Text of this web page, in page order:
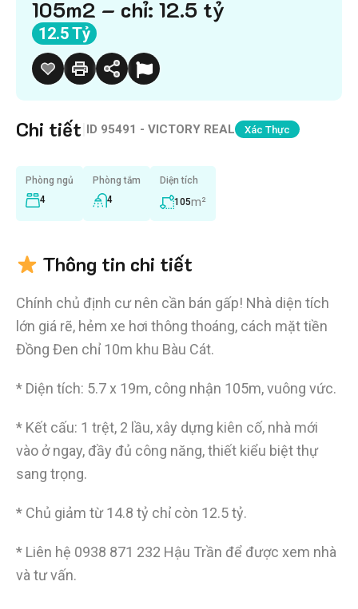
105m2 – chỉ: 12.5 tỷ
12.5 Tỷ
Chi tiết ID 95491 - VICTORY REAL Xác Thực
Phòng ngủ
4
Phòng tắm
4
Diện tích
105m²
Thông tin chi tiết
Chính chủ định cư nên cần bán gấp! Nhà diện tích
lớn giá rẽ, hẻm xe hơi thông thoáng, cách mặt tiền
Đồng Đen chỉ 10m khu Bàu Cát.
* Diện tích: 5.7 x 19m, công nhận 105m, vuông vức.
* Kết cấu: 1 trệt, 2 lầu, xây dựng kiên cố, nhà mới
vào ở ngay, đầy đủ công năng, thiết kiểu biệt thự
sang trọng.
* Chủ giảm từ 14.8 tỷ chỉ còn 12.5 tỷ.
* Liên hệ 0938 871 232 Hậu Trần để được xem nhà
và tư vấn.